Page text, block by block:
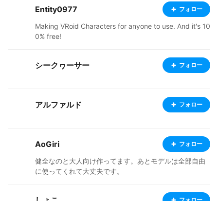
Entity0977 フォロー
Making VRoid Characters for anyone to use. And it's 10
0% free!
シークヮーサー フォロー
アルファルド フォロー
AoGiri フォロー
健全なのと大人向け作ってます。あとモデルは全部自由
に使ってくれて大丈夫です。